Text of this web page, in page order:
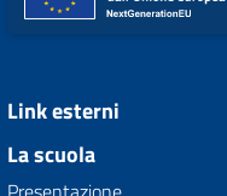
Link esterni
La scuola